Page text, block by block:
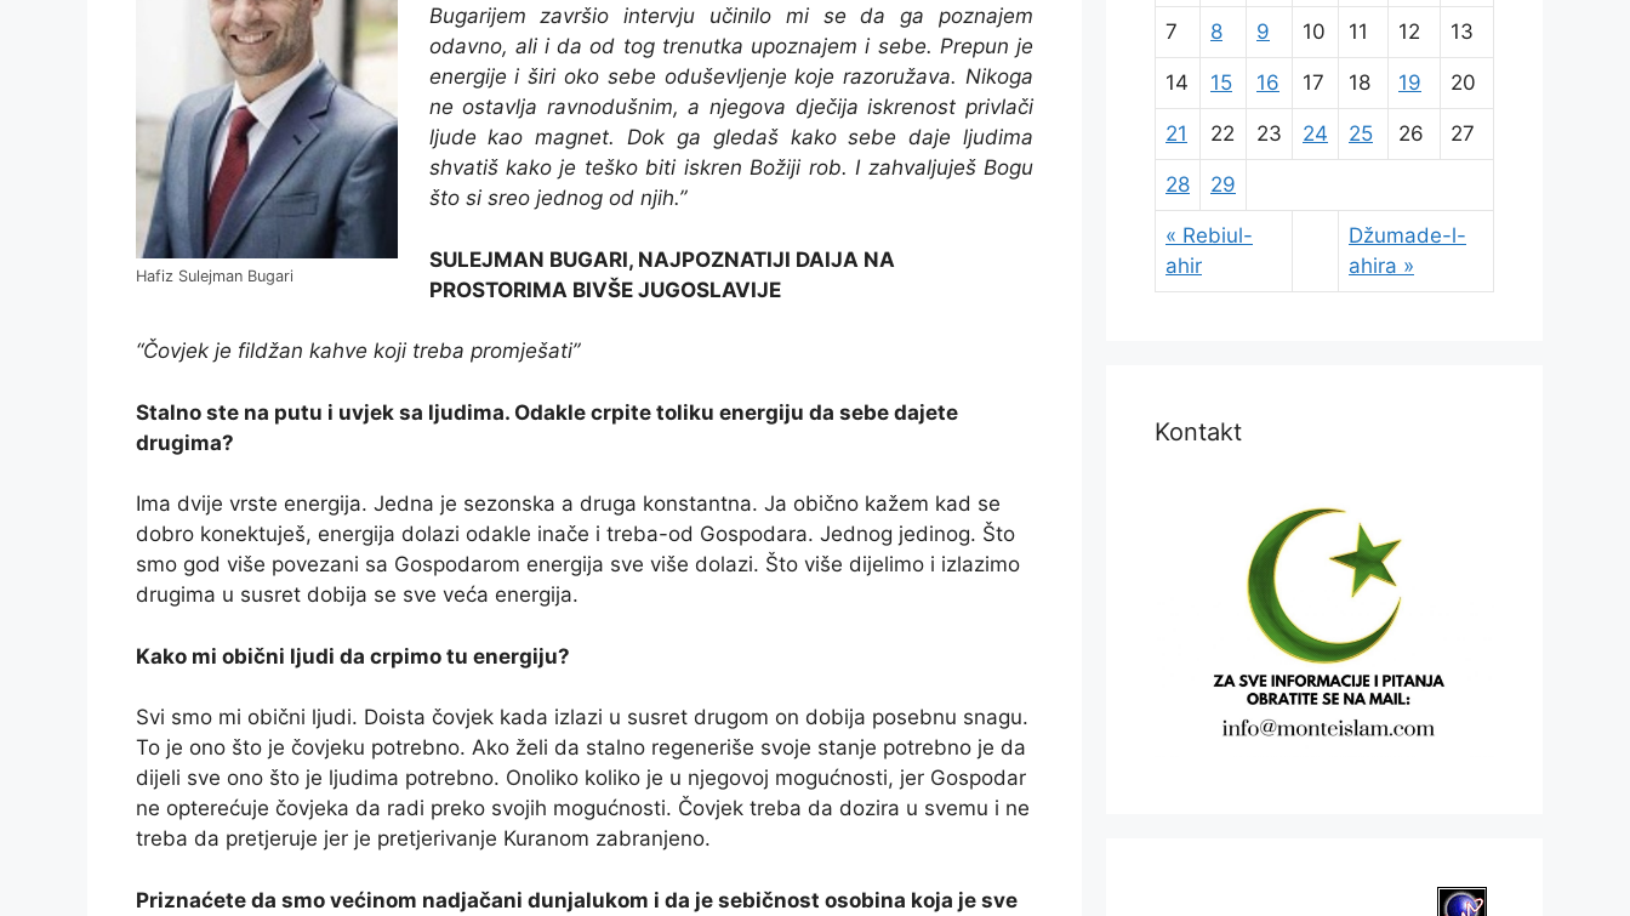
Hafiz Sulejman Bugari
Bugarijem završio intervju učinilo mi se da ga poznajem
odavno, ali i da od tog trenutka upoznajem i sebe. Prepun je
energije i širi oko sebe oduševljenje koje razoružava. Nikoga
ne ostavlja ravnodušnim, a njegova dječija iskrenost privlači
ljude kao magnet. Dok ga gledaš kako sebe daje ljudima
shvatiš kako je teško biti iskren Božiji rob. I zahvaljuješ Bogu
što si sreo jednog od njih.”
SULEJMAN BUGARI, NAJPOZNATIJI DAIJA NA
PROSTORIMA BIVŠE JUGOSLAVIJE
“Čovjek je fildžan kahve koji treba promješati”
Stalno ste na putu i uvjek sa ljudima. Odakle crpite toliku energiju da sebe dajete
drugima?
Ima dvije vrste energija. Jedna je sezonska a druga konstantna. Ja obično kažem kad se
dobro konektuješ, energija dolazi odakle inače i treba-od Gospodara. Jednog jedinog. Što
smo god više povezani sa Gospodarom energija sve više dolazi. Što više dijelimo i izlazimo
drugima u susret dobija se sve veća energija.
Kako mi obični ljudi da crpimo tu energiju?
Svi smo mi obični ljudi. Doista čovjek kada izlazi u susret drugom on dobija posebnu snagu.
To je ono što je čovjeku potrebno. Ako želi da stalno regeneriše svoje stanje potrebno je da
dijeli sve ono što je ljudima potrebno. Onoliko koliko je u njegovoj mogućnosti, jer Gospodar
ne opterećuje čovjeka da radi preko svojih mogućnosti. Čovjek treba da dozira u svemu i ne
treba da pretjeruje jer je pretjerivanje Kuranom zabranjeno.
Priznaćete da smo većinom nadjačani dunjalukom i da je sebičnost osobina koja je sve
« Rebiul-
ahir
Džumade-l-
ahira »
7 8 9 10 11 12 13
14 15 16 17 18 19 20
21 22 23 24 25 26 27
28 29
Kontakt